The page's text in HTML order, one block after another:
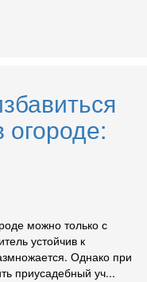
огороде:
можно только с
устойчив к
Однако при
приусадебный уч...